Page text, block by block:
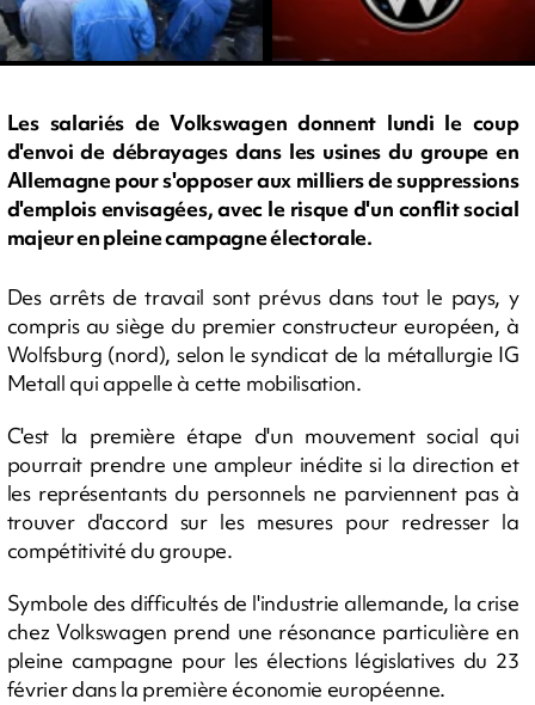
Les salariés de Volkswagen donnent lundi le coup
d'envoi de débrayages dans les usines du groupe en
Allemagne pour s'opposer aux milliers de suppressions
d'emplois envisagées, avec le risque d'un conflit social
majeur en pleine campagne électorale.
Des arrêts de travail sont prévus dans tout le pays, y
compris au siège du premier constructeur européen, à
Wolfsburg (nord), selon le syndicat de la métallurgie IG
Metall qui appelle à cette mobilisation.
C'est la première étape d'un mouvement social qui
pourrait prendre une ampleur inédite si la direction et
les représentants du personnels ne parviennent pas à
trouver d'accord sur les mesures pour redresser la
compétitivité du groupe.
Symbole des difficultés de l'industrie allemande, la crise
chez Volkswagen prend une résonance particulière en
pleine campagne pour les élections législatives du 23
février dans la première économie européenne.